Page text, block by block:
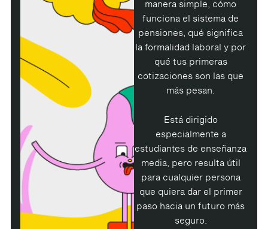
manera simple, cómo
funciona el sistema de
pensiones, qué significa
la formalidad laboral y por
qué tus primeras
cotizaciones son las que
más pesan.
Está dirigido
especialmente a
estudiantes de enseñanza
media, pero resulta útil
para cualquier persona
que quiera dar el primer
paso hacia un futuro más
seguro.